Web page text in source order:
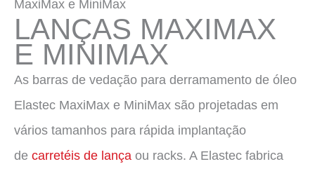
MaxiMax e MiniMax
LANÇAS MAXIMAX
E MINIMAX
As barras de vedação para derramamento de óleo
Elastec MaxiMax e MiniMax são projetadas em
vários tamanhos para rápida implantação
de carretéis de lança ou racks. A Elastec fabrica